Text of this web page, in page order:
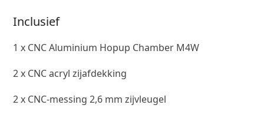
Inclusief
1 x CNC Aluminium Hopup Chamber M4W
2 x CNC acryl zijafdekking
2 x CNC-messing 2,6 mm zijvleugel